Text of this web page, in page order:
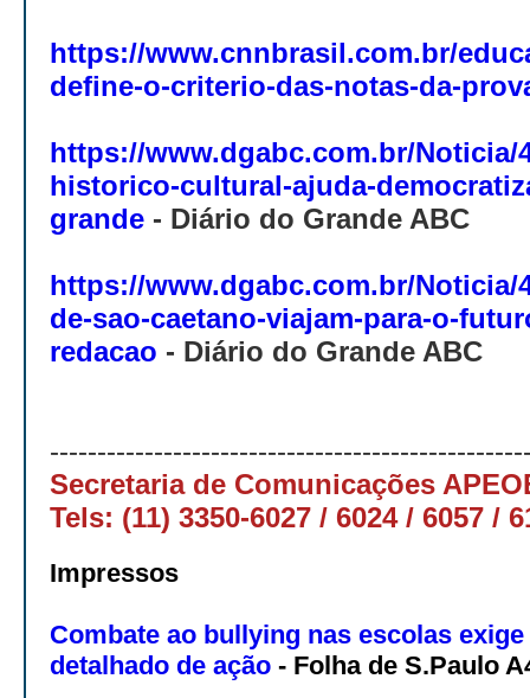
https://www.cnnbrasil.com.br/
define-o-criterio-das-notas-da-
https://www.dgabc.com.br/Noticia/
historico-cultural-ajuda-
grande - Diário do Grande ABC
https://www.dgabc.com.br/Noticia/
de-sao-caetano-viajam-para-o-
redacao - Diário do Grande ABC
Secretaria de Comunicações
Tels: (11) 3350-6027 / 6024 / 6057 /
Impressos
Combate ao bullying nas escolas
detalhado de ação - Folha de S.Paulo